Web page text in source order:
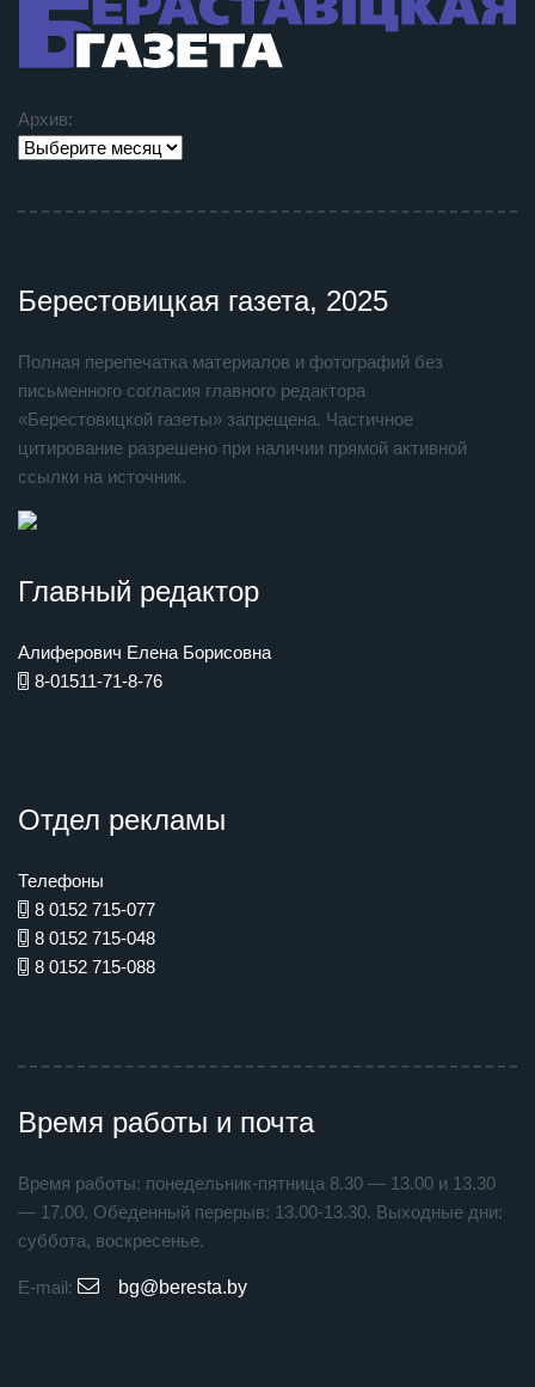
Архив:
Берестовицкая газета, 2025
Полная перепечатка материалов и фотографий без
письменного согласия главного редактора
«Берестовицкой газеты» запрещена. Частичное
цитирование разрешено при наличии прямой активной
ссылки на источник.
Главный редактор
Алиферович Елена Борисовна
8-01511-71-8-76
Отдел рекламы
Телефоны
8 0152 715-077
8 0152 715-048
8 0152 715-088
Время работы и почта
Время работы: понедельник-пятница 8.30 — 13.00 и 13.30
— 17.00. Обеденный перерыв: 13.00-13.30. Выходные дни:
суббота, воскресенье.
E-mail: bg@beresta.by